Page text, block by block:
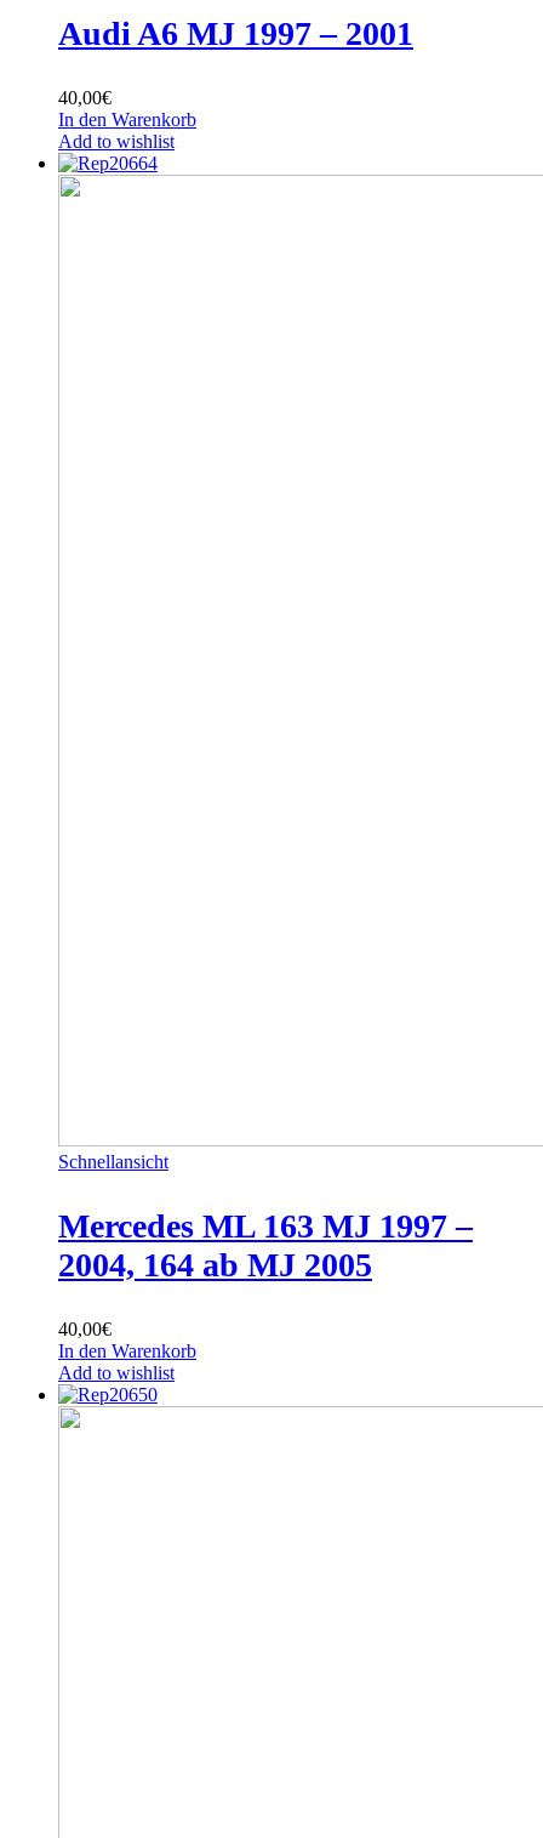
Audi A6 MJ 1997 – 2001
40,00€
In den Warenkorb
Add to wishlist
Schnellansicht
Mercedes ML 163 MJ 1997 –
2004, 164 ab MJ 2005
40,00€
In den Warenkorb
Add to wishlist